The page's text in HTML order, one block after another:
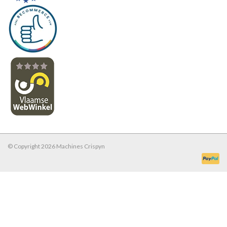
Werkplaatsinrichting |
Machines |
Cadeaubonnen &
Relatiegeschenken |
Oliën & Smeermiddelen |
© Copyright 2026 Machines Crispyn